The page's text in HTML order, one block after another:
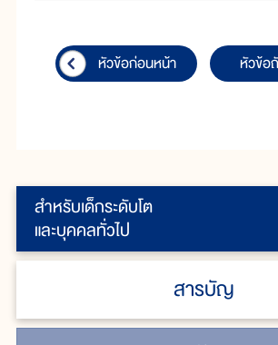
สำหรับเด็กระดับโต
และบุคคลทั่วไป
สารบัญ
หัวข้อก่อนหน้า หัวข้อ